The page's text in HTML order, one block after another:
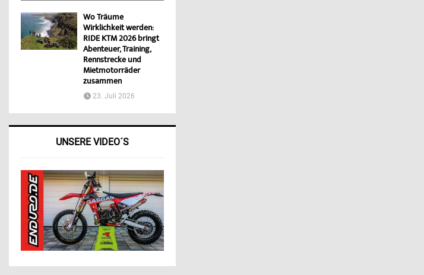
Wo Träume
Wirklichkeit werden:
RIDE KTM 2026 bringt
Abenteuer, Training,
Rennstrecke und
Mietmotorräder
zusammen
23. Juli 2026
UNSERE VIDEO´S